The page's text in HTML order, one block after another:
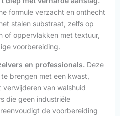
formule verzacht en onthecht
stalen substraat, zelfs op
of oppervlakken met textuur,
voorbereiding.
en professionals. Deze
brengen met een kwast,
verwijderen van walshuid
die geen industriële
de voorbereiding